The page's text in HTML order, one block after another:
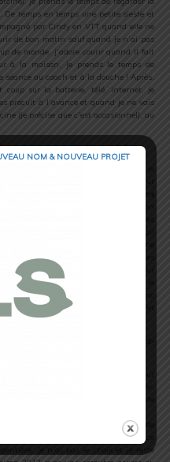
De temps en temps une petite sieste et
par Cindy en VTT quand elle ne
de bon matin sauf quand je n’ai pas
de monde, j’adore courir quand il fait
à la maison, je prends le temps de
séance au coach et à la douche ! Après,
coup sur la batterie, télé, internet, je
précuit à l’avance et quand je ne vais
(je précise que c’est occasionnel), au
le plus marqué cette année ?
pour le
les courses ont été exceptionnelles
de Cindy et d’autres amis pour
sur la plupart des courses. Si je
l’arrivée au Marathon du Mont-Blanc
et que tout le monde m’encourage et
? Avec Christophe Malardé, avez-
?
neige à Vallorcine. Le volume en ski de
place avec les compétitions de ski de
Je n’ai pas le choix et je reste
NOM & NOUVEAU PROJET